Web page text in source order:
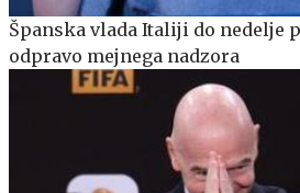
Španska vlada Italiji do nedelje
odpravo mejnega nadzora